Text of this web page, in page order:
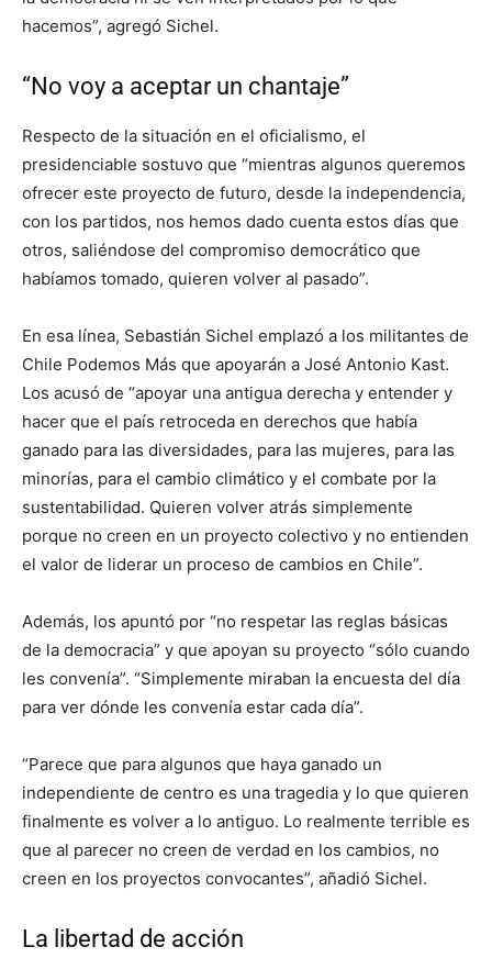
hacemos”, agregó Sichel.
“No voy a aceptar un chantaje”
Respecto de la situación en el oficialismo, el
presidenciable sostuvo que “mientras algunos queremos
ofrecer este proyecto de futuro, desde la independencia,
con los partidos, nos hemos dado cuenta estos días que
otros, saliéndose del compromiso democrático que
habíamos tomado, quieren volver al pasado”.
En esa línea, Sebastián Sichel emplazó a los militantes de
Chile Podemos Más que apoyarán a José Antonio Kast.
Los acusó de “apoyar una antigua derecha y entender y
hacer que el país retroceda en derechos que había
ganado para las diversidades, para las mujeres, para las
minorías, para el cambio climático y el combate por la
sustentabilidad. Quieren volver atrás simplemente
porque no creen en un proyecto colectivo y no entienden
el valor de liderar un proceso de cambios en Chile”.
Además, los apuntó por “no respetar las reglas básicas
de la democracia” y que apoyan su proyecto “sólo cuando
les convenía”. “Simplemente miraban la encuesta del día
para ver dónde les convenía estar cada día”.
“Parece que para algunos que haya ganado un
independiente de centro es una tragedia y lo que quieren
finalmente es volver a lo antiguo. Lo realmente terrible es
que al parecer no creen de verdad en los cambios, no
creen en los proyectos convocantes”, añadió Sichel.
La libertad de acción